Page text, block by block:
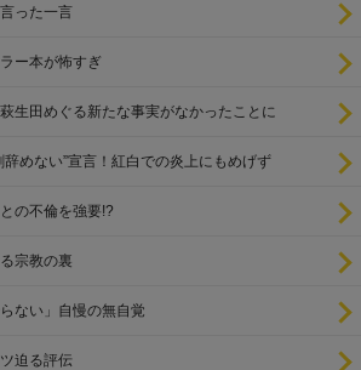
った一言
ー本が怖すぎ
生田めぐる新たな事実がなかったことに
めない”宣言！紅白での炎上にもめげず
の不倫を強要!?
宗教の裏
ない」自慢の無自覚
迫る評伝